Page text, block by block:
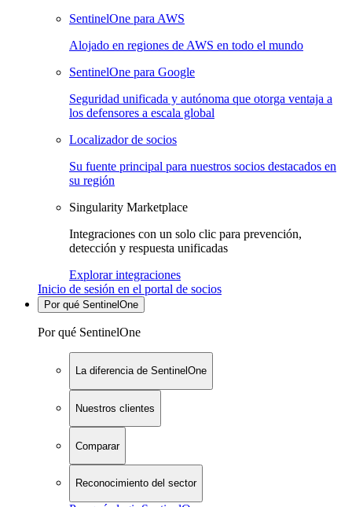
SentinelOne para AWS
Alojado en regiones de AWS en todo el mundo
SentinelOne para Google
Seguridad unificada y autónoma que otorga ventaja a
los defensores a escala global
Localizador de socios
Su fuente principal para nuestros socios destacados en
su región
Singularity Marketplace
Integraciones con un solo clic para prevención,
detección y respuesta unificadas
Explorar integraciones
Inicio de sesión en el portal de socios
Por qué SentinelOne
Por qué SentinelOne
La diferencia de SentinelOne
Nuestros clientes
Comparar
Reconocimiento del sector